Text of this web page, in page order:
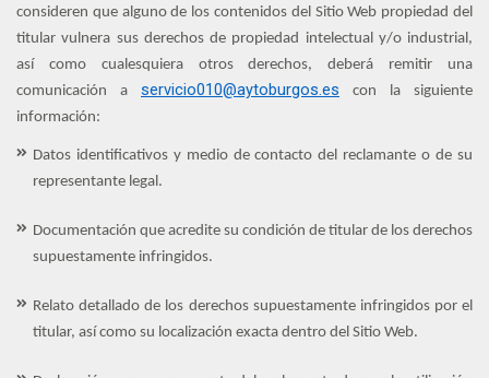
consideren que alguno de los contenidos del Sitio Web propiedad del
titular vulnera sus derechos de propiedad intelectual y/o industrial,
así como cualesquiera otros derechos, deberá remitir una
comunicación a servicio010@aytoburgos.es con la siguiente
información:
Datos identificativos y medio de contacto del reclamante o de su
representante legal.
Documentación que acredite su condición de titular de los derechos
supuestamente infringidos.
Relato detallado de los derechos supuestamente infringidos por el
titular, así como su localización exacta dentro del Sitio Web.